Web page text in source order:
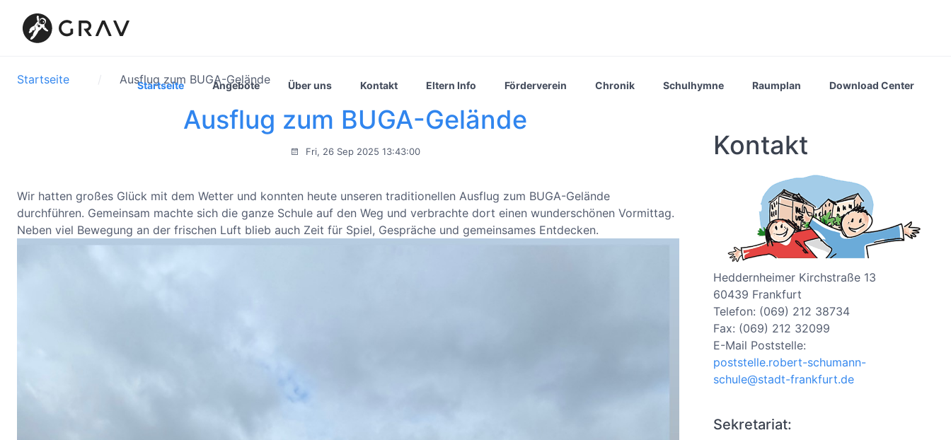
Startseite Angebote Über uns Kontakt Eltern Info Förderverein Chronik Schulhymne Raumplan Download Center
Startseite Ausflug zum BUGA-Gelände
Ausflug zum BUGA-Gelände
Fri, 26 Sep 2025 13:43:00
Wir hatten großes Glück mit dem Wetter und konnten heute unseren traditionellen Ausflug zum BUGA-Gelände
durchführen. Gemeinsam machte sich die ganze Schule auf den Weg und verbrachte dort einen wunderschönen Vormittag.
Neben viel Bewegung an der frischen Luft blieb auch Zeit für Spiel, Gespräche und gemeinsames Entdecken.
Kontakt
Heddernheimer Kirchstraße 13
60439 Frankfurt
Telefon: (069) 212 38734
Fax: (069) 212 32099
E-Mail Poststelle:
poststelle.robert-schumann-
schule@stadt-frankfurt.de
Sekretariat: